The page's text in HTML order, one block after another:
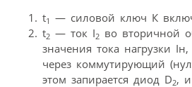
t1 — силовой ключ К
t2 — ток I2 во вторичной
значения тока нагрузки
через коммутирующий
этом запирается диод D2,